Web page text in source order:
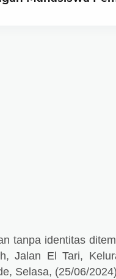
tanpa identitas
Jalan El Tari,
Selasa, (25/06/